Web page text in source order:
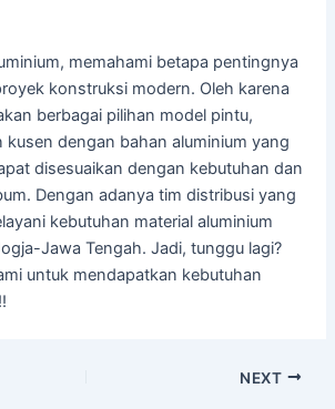
memahami betapa pentingnya
konstruksi modern. Oleh karena
berbagai pilihan model pintu,
kusen dengan bahan aluminium yang
disesuaikan dengan kebutuhan dan
Dengan adanya tim distribusi yang
kebutuhan material aluminium
Jawa Tengah. Jadi, tunggu lagi?
untuk mendapatkan kebutuhan
NEXT